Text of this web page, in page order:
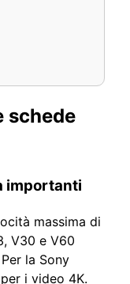
schede
importanti
massima di
V30 e V60
la Sony
i video 4K.